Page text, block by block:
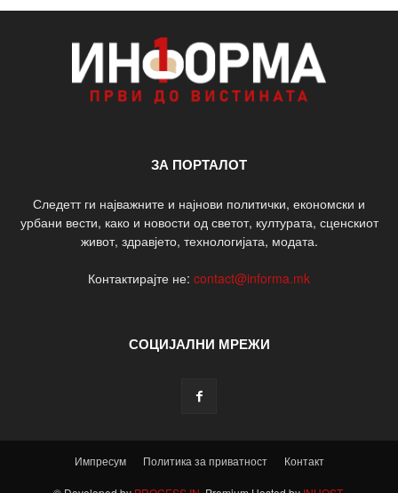
ЗА ПОРТАЛОТ
Следетт ги најважните и најнови политички, економски и
урбани вести, како и новости од светот, културата, сценскиот
живот, здравјето, технологијата, модата.
Контактирајте не: contact@informa.mk
СОЦИЈАЛНИ МРЕЖИ
Импресум Политика за приватност Контакт